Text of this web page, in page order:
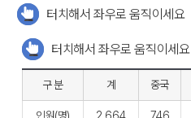
터치해서 좌우로 움직이세요
터치해서 좌우로 움직이세요
구 분 계 중국